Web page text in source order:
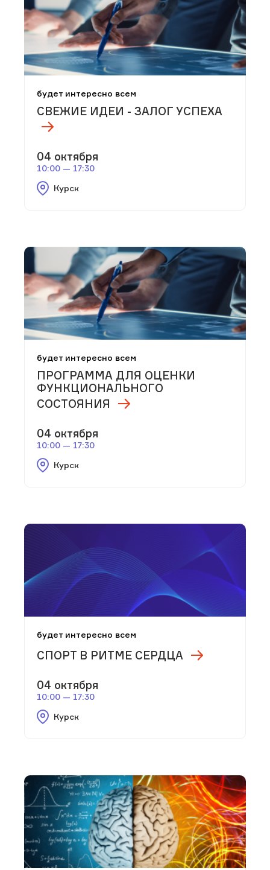
будет интересно всем
СВЕЖИЕ ИДЕИ - ЗАЛОГ УСПЕХА
04 октября
10:00 — 17:30
Курск
будет интересно всем
ПРОГРАММА ДЛЯ ОЦЕНКИ
ФУНКЦИОНАЛЬНОГО
СОСТОЯНИЯ
04 октября
10:00 — 17:30
Курск
будет интересно всем
СПОРТ В РИТМЕ СЕРДЦА
04 октября
10:00 — 17:30
Курск